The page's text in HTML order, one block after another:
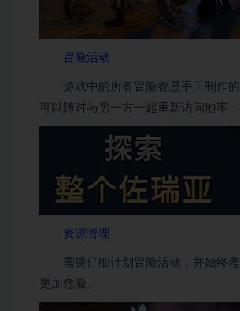
冒险活动
游戏中的所有冒险都是手工制作的
可以随时与另一方一起重新访问地牢
资源管理
需要仔细计划冒险活动，并始终考
更加危险。